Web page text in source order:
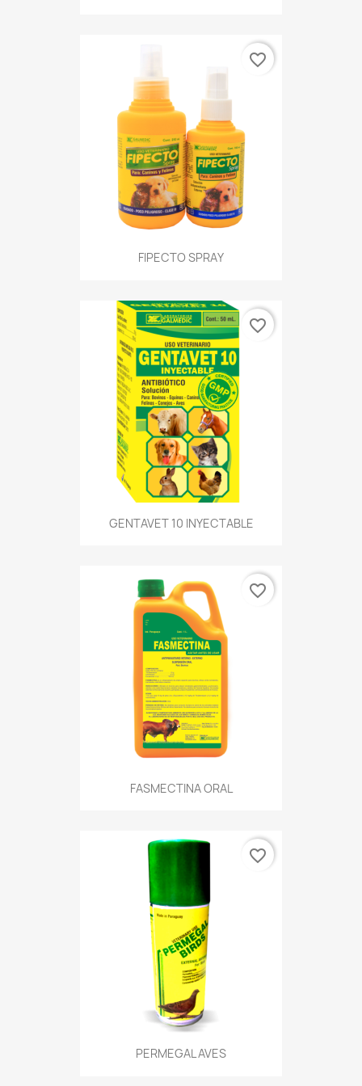
FIPECTO SPRAY
favorite_border
GENTAVET 10 INYECTABLE
favorite_border
FASMECTINA ORAL
favorite_border
PERMEGAL AVES
favorite_border